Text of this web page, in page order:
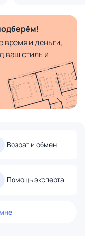
время и деньги,
ваш стиль и
Возрат и обмен
Помощь эксперта